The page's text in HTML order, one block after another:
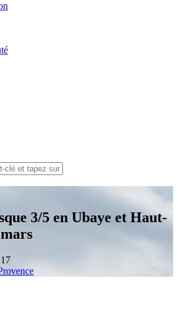
3/5 en Ubaye et Haut-